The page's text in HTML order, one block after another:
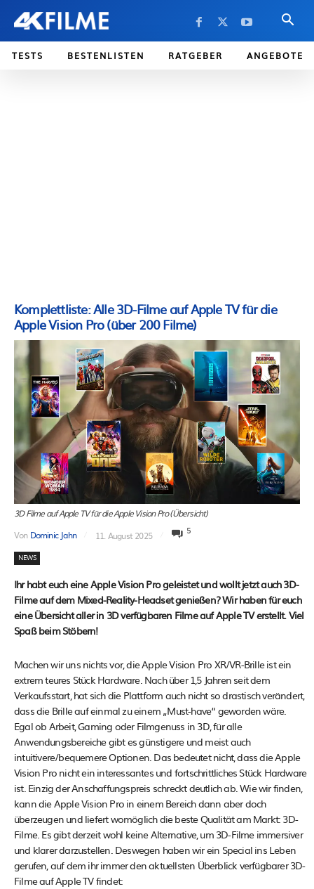
TESTS BESTENLISTEN RATGEBER ANGEBOTE
Komplettliste: Alle 3D-Filme auf Apple TV für die
Apple Vision Pro (über 200 Filme)
3D Filme auf Apple TV für die Apple Vision Pro (Übersicht)
Von Dominic Jahn 11. August 2025 5
NEWS
Ihr habt euch eine Apple Vision Pro geleistet und wollt jetzt auch 3D-
Filme auf dem Mixed-Reality-Headset genießen? Wir haben für euch
eine Übersicht aller in 3D verfügbaren Filme auf Apple TV erstellt. Viel
Spaß beim Stöbern!
Machen wir uns nichts vor, die Apple Vision Pro XR/VR-Brille ist ein
extrem teures Stück Hardware. Nach über 1,5 Jahren seit dem
Verkaufsstart, hat sich die Plattform auch nicht so drastisch verändert,
dass die Brille auf einmal zu einem „Must-have“ geworden wäre.
Egal ob Arbeit, Gaming oder Filmgenuss in 3D, für alle
Anwendungsbereiche gibt es günstigere und meist auch
intuitivere/bequemere Optionen. Das bedeutet nicht, dass die Apple
Vision Pro nicht ein interessantes und fortschrittliches Stück Hardware
ist. Einzig der Anschaffungspreis schreckt deutlich ab. Wie wir finden,
kann die Apple Vision Pro in einem Bereich dann aber doch
überzeugen und liefert womöglich die beste Qualität am Markt: 3D-
Filme. Es gibt derzeit wohl keine Alternative, um 3D-Filme immersiver
und klarer darzustellen. Deswegen haben wir ein Special ins Leben
gerufen, auf dem ihr immer den aktuellsten Überblick verfügbarer 3D-
Filme auf Apple TV findet: